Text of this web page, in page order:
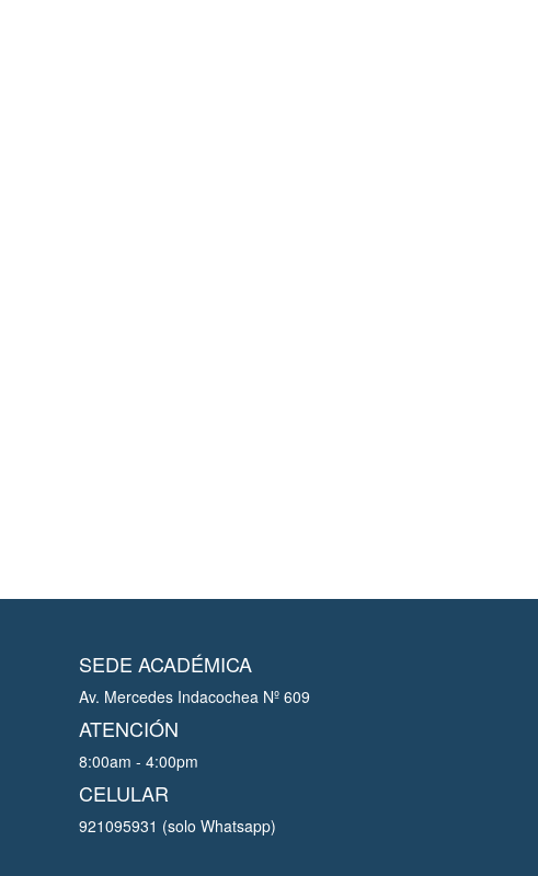
SEDE ACADÉMICA
Av. Mercedes Indacochea Nº 609
ATENCIÓN
8:00am - 4:00pm
CELULAR
921095931 (solo Whatsapp)